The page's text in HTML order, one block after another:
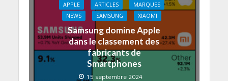
APPLE ARTICLES
MARQUES
NEWS
SAMSUNG XIAOMI
Samsung domine Apple
dans le classement des
fabricants de
Smartphones
15 septembre 2024